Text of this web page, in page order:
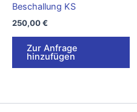
Beschallung KS
250,00€
Zur Anfrage
hinzufügen